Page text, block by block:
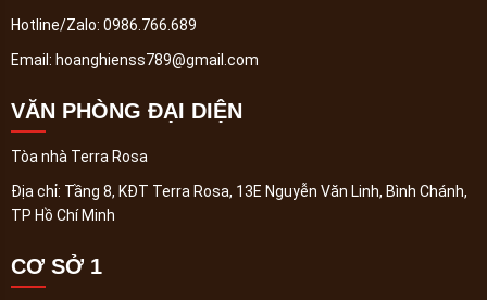
Hotline/Zalo: 0986.766.689
Email: hoanghienss789@gmail.com
VĂN PHÒNG ĐẠI DIỆN
Tòa nhà Terra Rosa
Địa chỉ: Tầng 8, KĐT Terra Rosa, 13E Nguyễn Văn Linh, Bình Chánh,
TP Hồ Chí Minh
CƠ SỞ 1